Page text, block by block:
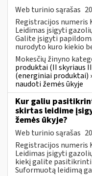
Web turinio sąrašas
Registracijos numeris
Leidimas įsigyti
Galite įsigyti
nurodyto kuro kiekio
Mokesčių žinyno
produktai (II skyriaus
(energiniai produktai)
naudoti žemės ūkyje
Kur galiu
skirtas leidime
žemės ūkyje?
Web turinio sąrašas
Registracijos numeris
Leidimas įsigyti
kiekį galite
Suformuotą leidimą